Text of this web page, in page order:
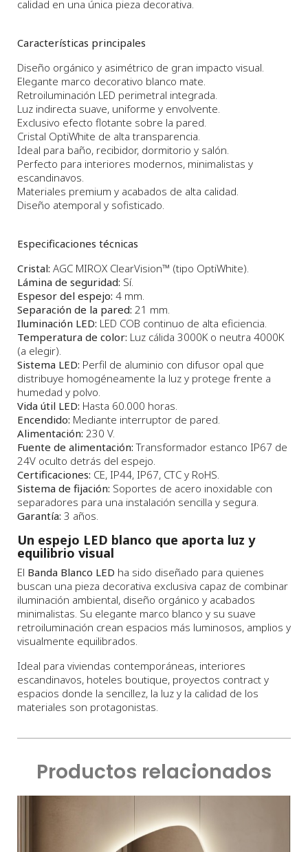
calidad en una única pieza decorativa.
Características principales
Diseño orgánico y asimétrico de gran impacto visual.
Elegante marco decorativo blanco mate.
Retroiluminación LED perimetral integrada.
Luz indirecta suave, uniforme y envolvente.
Exclusivo efecto flotante sobre la pared.
Cristal OptiWhite de alta transparencia.
Ideal para baño, recibidor, dormitorio y salón.
Perfecto para interiores modernos, minimalistas y
escandinavos.
Materiales premium y acabados de alta calidad.
Diseño atemporal y sofisticado.
Especificaciones técnicas
Cristal: AGC MIROX ClearVision™ (tipo OptiWhite).
Lámina de seguridad: Sí.
Espesor del espejo: 4 mm.
Separación de la pared: 21 mm.
Iluminación LED: LED COB continuo de alta eficiencia.
Temperatura de color: Luz cálida 3000K o neutra 4000K
(a elegir).
Sistema LED: Perfil de aluminio con difusor opal que
distribuye homogéneamente la luz y protege frente a
humedad y polvo.
Vida útil LED: Hasta 60.000 horas.
Encendido: Mediante interruptor de pared.
Alimentación: 230 V.
Fuente de alimentación: Transformador estanco IP67 de
24V oculto detrás del espejo.
Certificaciones: CE, IP44, IP67, CTC y RoHS.
Sistema de fijación: Soportes de acero inoxidable con
separadores para una instalación sencilla y segura.
Garantía: 3 años.
Un espejo LED blanco que aporta luz y
equilibrio visual
El Banda Blanco LED ha sido diseñado para quienes
buscan una pieza decorativa exclusiva capaz de combinar
iluminación ambiental, diseño orgánico y acabados
minimalistas. Su elegante marco blanco y su suave
retroiluminación crean espacios más luminosos, amplios y
visualmente equilibrados.
Ideal para viviendas contemporáneas, interiores
escandinavos, hoteles boutique, proyectos contract y
espacios donde la sencillez, la luz y la calidad de los
materiales son protagonistas.
Productos relacionados